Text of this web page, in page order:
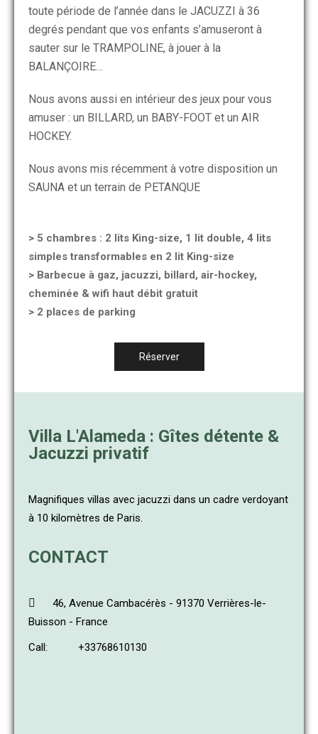
toute période de l’année dans le JACUZZI à 36
degrés pendant que vos enfants s’amuseront à
sauter sur le TRAMPOLINE, à jouer à la
BALANÇOIRE…
Nous avons aussi en intérieur des jeux pour vous
amuser : un BILLARD, un BABY-FOOT et un AIR
HOCKEY.
Nous avons mis récemment à votre disposition un
SAUNA et un terrain de PETANQUE
> 5 chambres : 2 lits King-size, 1 lit double, 4 lits
simples transformables en 2 lit King-size
> Barbecue à gaz, jacuzzi, billard, air-hockey,
cheminée & wifi haut débit gratuit
> 2 places de parking
Réserver
Villa L'Alameda : Gîtes détente &
Jacuzzi privatif
Magnifiques villas avec jacuzzi dans un cadre verdoyant
à 10 kilomètres de Paris.
CONTACT
46, Avenue Cambacérès - 91370 Verrières-le-
Buisson - France
Call:
+33768610130